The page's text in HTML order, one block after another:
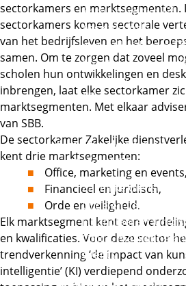
Zorg en welzijn
Assisterende
gezondheidszorg
Sport en bewegen
Uiterlijke verzorging
Externe link
dienstverlening en
veiligheid
Externe link
Zakelijke diensten
Orde en veiligheid
Financieel en
Office, marketing en
events
Voedsel, groen en
sectorkamers en marktsegmenten.
sectorkamers komen sectorale
van het bedrijfsleven en het
samen. Om te zorgen dat zoveel
scholen hun ontwikkelingen en
inbrengen, laat elke sectorkamer
marktsegmenten. Met elkaar
van SBB.
De sectorkamer Zakelijke
kent drie marktsegmenten:
Office, marketing en events,
Financieel en juridisch,
Orde en veiligheid.
Elk marktsegment kent een
en kwalificaties. Voor deze sector
trendverkenning ‘de impact van
intelligentie’ (KI) verdiepend